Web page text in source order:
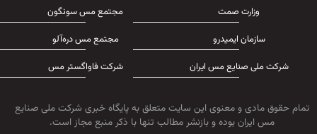
وزارت صمت
سازمان ایمیدرو
شرکت ملی صنایع مس ایران
مجتمع مس سونگون
مجتمع مس دره‌آلو
شرکت فاواگستر مس
تمام حقوق مادی و معنوی این سایت متعلق به پایگاه خبری شرکت ملی صنایع
مس ایران بوده و بازنشر مطالب تنها با ذکر منبع مجاز است.